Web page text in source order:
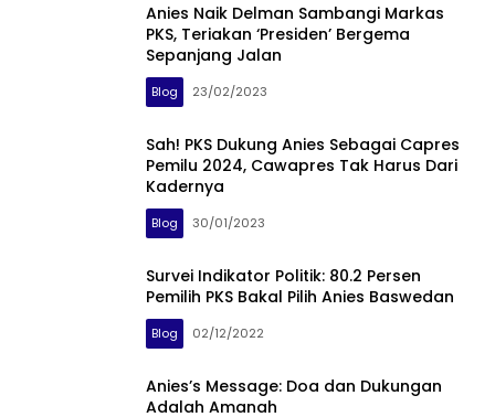
Anies Naik Delman Sambangi Markas
PKS, Teriakan ‘Presiden’ Bergema
Sepanjang Jalan
Blog 23/02/2023
Sah! PKS Dukung Anies Sebagai Capres
Pemilu 2024, Cawapres Tak Harus Dari
Kadernya
Blog 30/01/2023
Survei Indikator Politik: 80.2 Persen
Pemilih PKS Bakal Pilih Anies Baswedan
Blog 02/12/2022
Anies’s Message: Doa dan Dukungan
Adalah Amanah